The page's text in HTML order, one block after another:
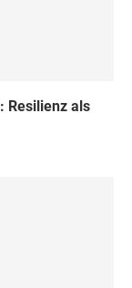
Resilienz als